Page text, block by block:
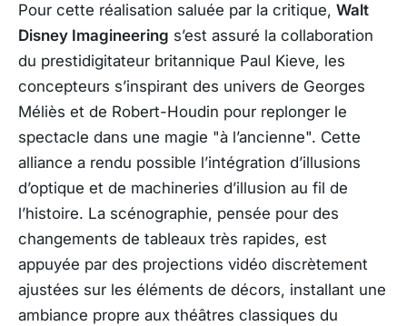
Pour cette réalisation saluée par la critique, Walt
Disney Imagineering s’est assuré la collaboration
du prestidigitateur britannique Paul Kieve, les
concepteurs s’inspirant des univers de Georges
Méliès et de Robert-Houdin pour replonger le
spectacle dans une magie "à l’ancienne". Cette
alliance a rendu possible l’intégration d’illusions
d’optique et de machineries d’illusion au fil de
l’histoire. La scénographie, pensée pour des
changements de tableaux très rapides, est
appuyée par des projections vidéo discrètement
ajustées sur les éléments de décors, installant une
ambiance propre aux théâtres classiques du